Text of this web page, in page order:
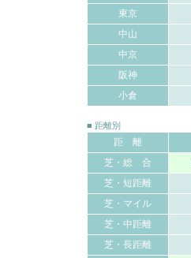
東京
中山
中京
阪神
小倉
■ 距離別
距 離
芝・総 合
芝・短距離
芝・マイル
芝・中距離
芝・長距離